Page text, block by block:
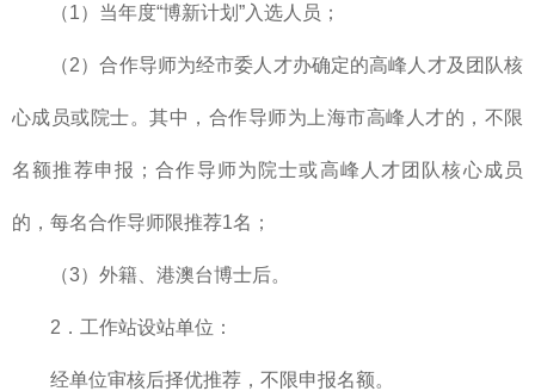
（1）当年度“博新计划”入选人员；
（2）合作导师为经市委人才办确定的高峰人才及团队核
心成员或院士。其中，合作导师为上海市高峰人才的，不限
名额推荐申报；合作导师为院士或高峰人才团队核心成员
的，每名合作导师限推荐1名；
（3）外籍、港澳台博士后。
2．工作站设站单位：
经单位审核后择优推荐，不限申报名额。